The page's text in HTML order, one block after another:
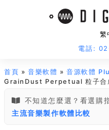
繁
電話:
首頁 »音樂軟體 »音源軟體
GrainDust Perpetual 粒子合
不知道怎麼選？看選購
主流音樂製作軟體比較